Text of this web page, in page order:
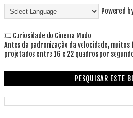
Powered
🎞 Curiosidade do Cinema Mudo
Antes da padronização da velocidade, muitos
projetados entre 16 e 22 quadros por
PESQUISAR ESTE